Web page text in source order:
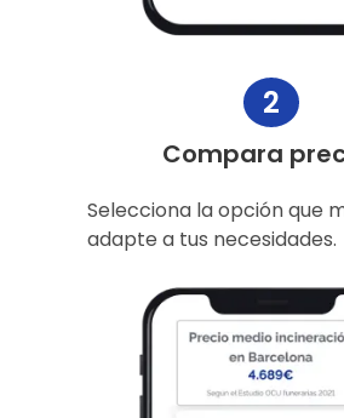
2
Compara
Selecciona la opción que
adapte a tus necesidades.